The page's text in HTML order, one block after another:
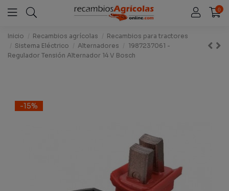
0
Inicio Recambios agrícolas
Recambios para tractores
Sistema Eléctrico
Alternadores
1987237061 -
Regulador Tensión Alternador 14 V Bosch
-15%